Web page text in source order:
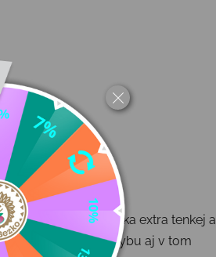
na trhu! Vďaka extra tenkej a
a voľnosť pohybu aj v tom